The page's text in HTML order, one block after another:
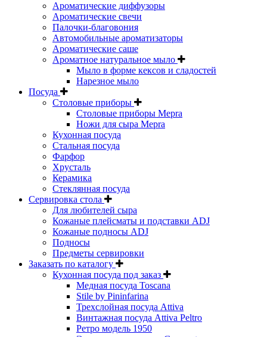
Ароматические диффузоры
Ароматические свечи
Палочки-благовония
Автомобильные ароматизаторы
Ароматические саше
Ароматное натуральное мыло
Мыло в форме кексов и сладостей
Нарезное мыло
Посуда
Столовые приборы
Столовые приборы Mepra
Ножи для сыра Mepra
Кухонная посуда
Стальная посуда
Фарфор
Хрусталь
Керамика
Стеклянная посуда
Сервировка стола
Для любителей сыра
Кожаные плейсматы и подставки ADJ
Кожаные подносы ADJ
Подносы
Предметы сервировки
Заказать по каталогу
Кухонная посуда под заказ
Медная посуда Toscana
Stile by Pininfarina
Трехслойная посуда Attiva
Винтажная посуда Attiva Peltro
Ретро модель 1950